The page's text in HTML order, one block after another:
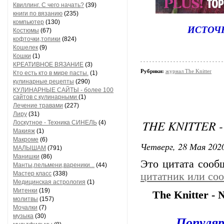
Квиллинг. С чего начать? (39)
книги по вязанию (235)
компьютер (130)
Костюмы (67)
кофточки,топики (824)
Кошелек (9)
Кошки (1)
КРЕАТИВНОЕ ВЯЗАНИЕ (3)
Кто есть кто в мире пасты. (1)
кулинарные рецепты (290)
КУЛИНАРНЫЕ САЙТЫ - более 100
сайтов с кулинарными (1)
Лечение травами (227)
Лиру (31)
Лоскутное - Техника СИНЕЛЬ (4)
Макияж (1)
Макроме (6)
МАЛЫШАМ (791)
Манишки (86)
Манты,пельмени,вареники... (44)
Мастер класс (338)
Медицинская астрология (1)
Митенки (19)
молитвы (157)
Мочалки (7)
музыка (30)
Рубрики: журнал The Knitter
THE KNITTER
Четверг, 28 Мая
Это цитата
цитатник или
The Knitter -